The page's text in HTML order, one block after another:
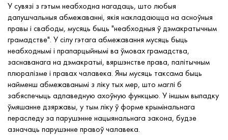
У сувязі з гэтым неабходна нагадаць, што любыя
дапушчальныя абмежаванні, якія накладаюцца на асноўныя
правы і свабоды, мусяць быць "неабходныя ў дэмакратычным
грамадстве". У сілу гэтага абмежавання мусяць быць
неабходнымі і прапарцыйнымі ва ўмовах грамадства,
заснаванага на дэмакратыі, вяршэнстве права, палітычным
плюралізме і правах чалавека. Яны мусяць таксама быць
найменш абмежаванымі з ліку тых мер, што маглі б
забяспечыць адпаведную ахоўную функцыю. У іншым выпадку
ўмяшанне дзяржавы, у тым ліку ў форме крымінальнага
пераследу за парушэнне нацыянальнага закона, будзе
азначаць парушэнне правоў чалавека.